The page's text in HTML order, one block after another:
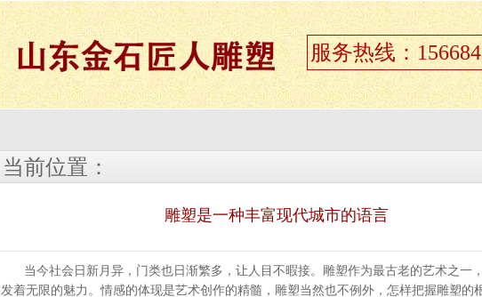
服务热线：
当前位置：
雕塑是一种丰富现代城市的语言
当今社会日新月异，门类也日渐繁多，让人目不暇接。雕塑作为最古老的艺术之一
发着无限的魅力。情感的体现是艺术创作的精髓，雕塑当然也不例外，怎样把握雕塑的